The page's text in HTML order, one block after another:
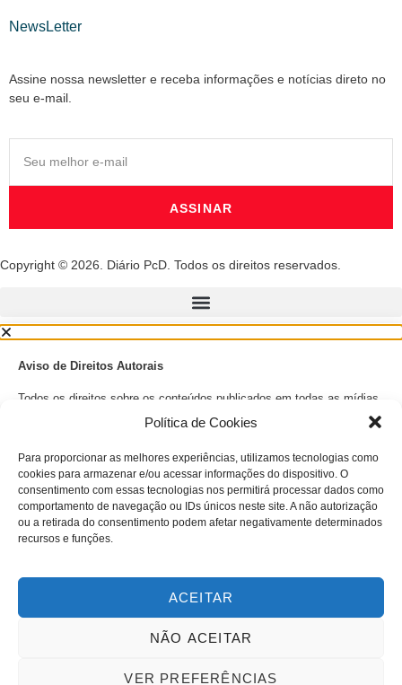
Política de Cookies
Para proporcionar as melhores experiências, utilizamos tecnologias como
cookies para armazenar e/ou acessar informações do dispositivo. O
consentimento com essas tecnologias nos permitirá processar dados como
comportamento de navegação ou IDs únicos neste site. A não autorização
ou a retirada do consentimento podem afetar negativamente determinados
recursos e funções.
ACEITAR
NÃO ACEITAR
VER PREFERÊNCIAS
NewsLetter
Assine nossa newsletter e receba informações e notícias direto no
seu e-mail.
ASSINAR
Copyright © 2026. Diário PcD. Todos os direitos reservados.
Aviso de Direitos Autorais
Todos os direitos sobre os conteúdos publicados em todas as mídias
sociais do Diário PcD, incluindo textos, imagens, gráficos, e qualquer
direitos autorais.
Todos os Direitos Reservados.
Nenhuma parte das publicações em todas as mídias sociais do Diário
PcD devem ser reproduzidas, distribuídas, ou transmitidas de
qualquer forma ou por qualquer meio, incluindo fotocópia, gravação,
ou outros métodos eletrônicos ou mecânicos, sem a prévia
a legislação vigente.
Para solicitações de permissão para usos diversos do material aqui
jornalismopcd@gmail.comou telefone11.99699 9955
passível de sanções civis e criminais.